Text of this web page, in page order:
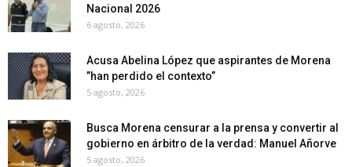
Nacional 2026
6 agosto, 2026
Acusa Abelina López que aspirantes de Morena
”han perdido el contexto”
5 agosto, 2026
Busca Morena censurar a la prensa y convertir al
gobierno en árbitro de la verdad: Manuel Añorve
5 agosto, 2026